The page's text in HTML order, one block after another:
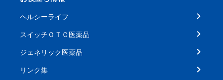
ヘルシーライフ
スイッチＯＴＣ医薬品
ジェネリック医薬品
リンク集